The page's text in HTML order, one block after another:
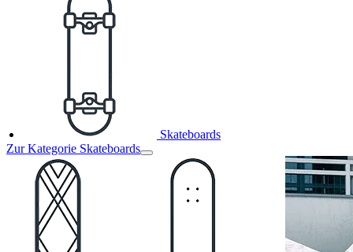
Skateboards
Zur Kategorie Skateboards